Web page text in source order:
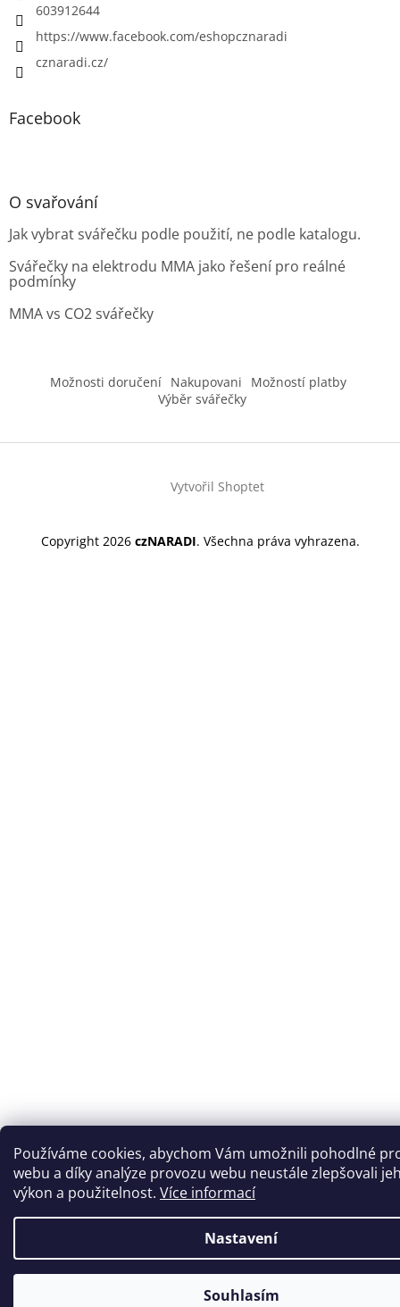
Používáme cookies, abychom Vám umožnili pohodlné
webu a díky analýze provozu webu neustále zlepšovali
výkon a použitelnost. Více informací
Nastavení
Souhlasím
603912644
https://www.facebook.com/eshopcznaradi
cznaradi.cz/
Facebook
O svařování
Jak vybrat svářečku podle použití, ne podle katalogu.
Svářečky na elektrodu MMA jako řešení pro reálné
podmínky
MMA vs CO2 svářečky
Možnosti doručení Nakupovani
Možností platby
Výběr svářečky
Vytvořil Shoptet
Copyright 2026 czNARADI. Všechna práva vyhrazena.